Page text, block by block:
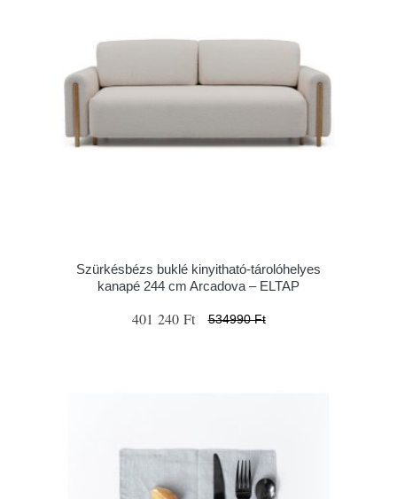
Szürkésbézs buklé kinyitható-tárolóhelyes
kanapé 244 cm Arcadova – ELTAP
401 240 Ft 534990 Ft